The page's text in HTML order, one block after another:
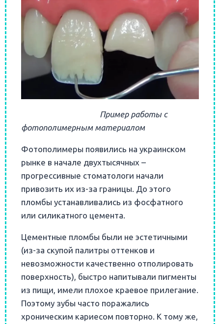
Пример работы с
фотополимерным материалом
Фотополимеры появились на украинском
рынке в начале двухтысячных –
прогрессивные стоматологи начали
привозить их из-за границы. До этого
пломбы устанавливались из фосфатного
или силикатного цемента.
Цементные пломбы были не эстетичными
(из-за скупой палитры оттенков и
невозможности качественно отполировать
поверхность), быстро напитывали пигменты
из пищи, имели плохое краевое прилегание.
Поэтому зубы часто поражались
хроническим кариесом повторно. К тому же,